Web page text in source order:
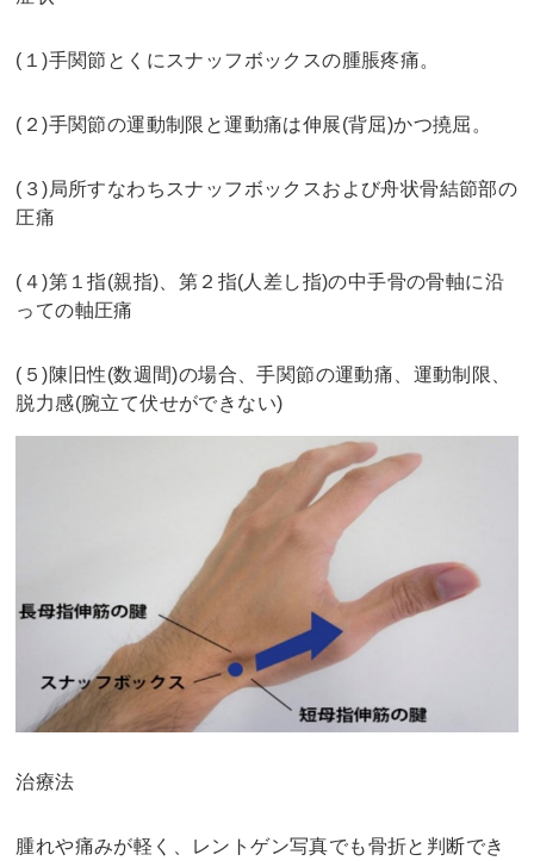
(１)手関節とくにスナッフボックスの腫脹疼痛。
(２)手関節の運動制限と運動痛は伸展(背屈)かつ撓屈。
(３)局所すなわちスナッフボックスおよび舟状骨結節部の
圧痛
(４)第１指(親指)、第２指(人差し指)の中手骨の骨軸に沿
っての軸圧痛
(５)陳旧性(数週間)の場合、手関節の運動痛、運動制限、
脱力感(腕立て伏せができない)
治療法
腫れや痛みが軽く、レントゲン写真でも骨折と判断でき